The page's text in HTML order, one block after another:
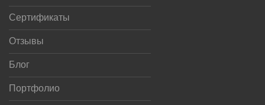
Сертификаты
Отзывы
Блог
Портфолио